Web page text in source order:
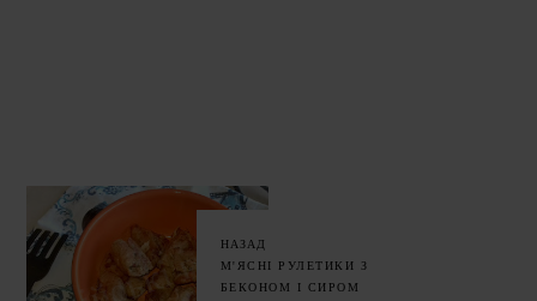
НАЗАД
М'ЯСНІ РУЛЕТИКИ З
БЕКОНОМ І СИРОМ